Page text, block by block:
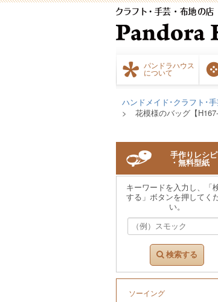
パンドラハウス
について
ハンドメイド･クラフト･
花模様のバッグ【
手作りレシピ
・無料型紙
キーワードを入力し、「
する」ボタンを押してく
い。
検索する
ソーイング